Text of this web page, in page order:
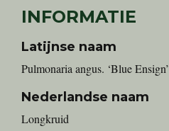
INFORMATIE
Latijnse naam
Pulmonaria angus. ‘Blue Ensign’
Nederlandse naam
Longkruid